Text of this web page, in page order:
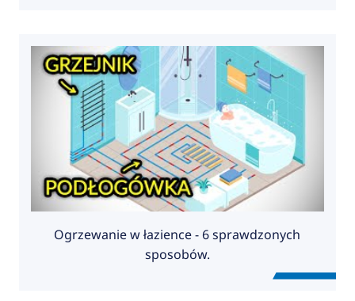
Ogrzewanie w łazience - 6 sprawdzonych
sposobów.